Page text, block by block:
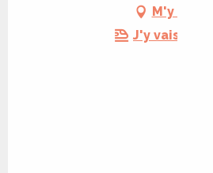
M'y
J'y vais en